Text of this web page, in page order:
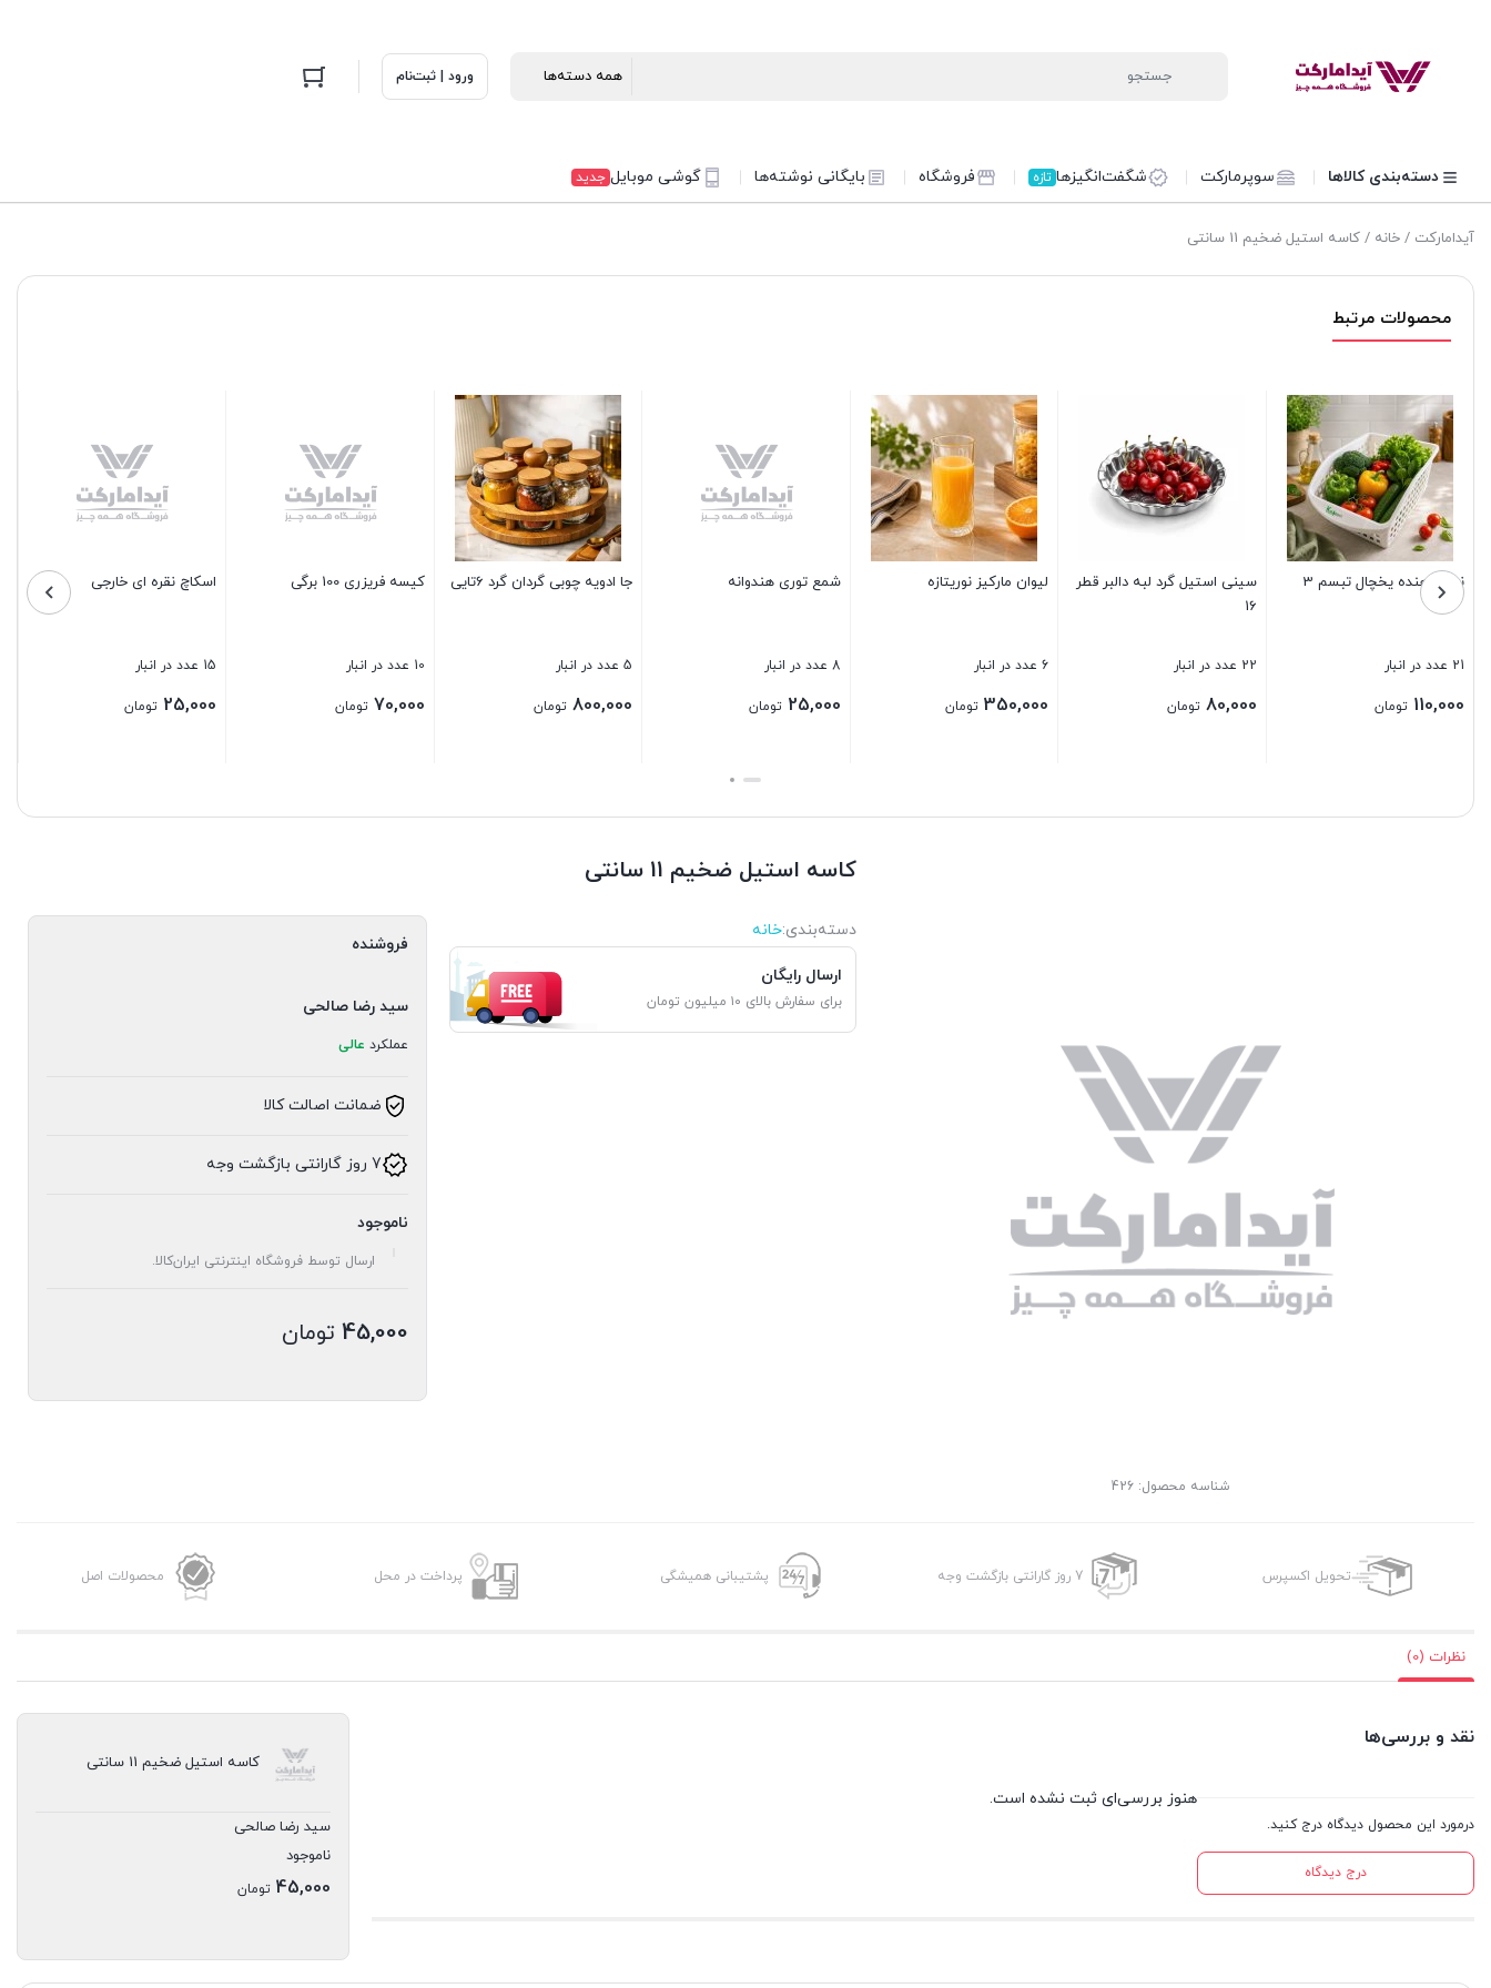
ورود | ثبت‌نام
دسته‌بندی کالاها سوپرمارکت شگفت‌انگیزها تازه فروشگاه بایگانی نوشته‌ها گوشی موبایل جدید
آیدامارکت / خانه / کاسه استیل ضخیم 11 سانتی
محصولات مرتبط
شمع توری هندوانه
8 عدد در انبار
25,000
جا ادویه چوبی گردان گرد 6تایی
5 عدد در انبار
800,000
کیسه فریزری 100 برگی
10 عدد در انبار
70,000
اسکاچ نقره ای خارجی
15 عدد در انبار
25,000
بستن
جا مدادی تبلتی
2 عدد در انبار
130,000
دراور 4 طبقه پاتریس
2 عدد در انبار
500,000
جا صابونی لولایی پاتریس
5 عدد در انبار
50,000
شناسه محصول:426
کاسه استیل ضخیم 11 سانتی
دسته‌بندی‌:خانه
ارسال رایگان
برای سفارش بالای ۱۰ میلیون تومان
فروشنده
سید رضا صالحی
عملکرد عالی
ضمانت اصالت کالا
7 روز گارانتی بازگشت وجه
ناموجود
ارسال توسط فروشگاه اینترنتی ایران‌کالا.
45,000 تومان
تحویل اکسپرس 7 روز گارانتی بازگشت وجه پشتیبانی همیشگی پرداخت در محل محصولات اصل
نظرات (0)
نقد و بررسی‌ها
درمورد این محصول دیدگاه درج کنید.
درج دیدگاه
هنوز بررسی‌ای ثبت نشده است.
کاسه استیل ضخیم 11 سانتی
سید رضا صالحی
ناموجود
45,000 تومان